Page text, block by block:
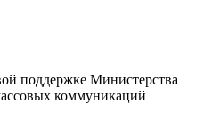
поддержке Министерства
коммуникаций